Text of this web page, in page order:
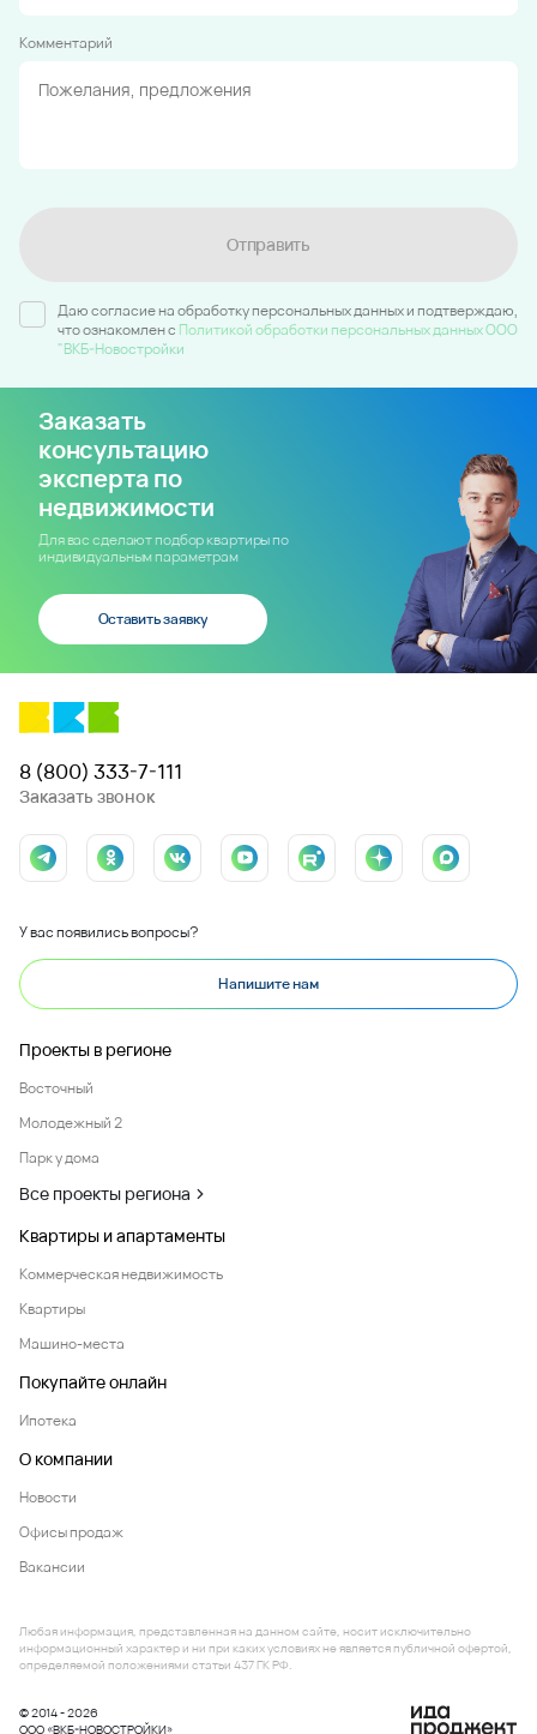
Комментарий
Отправить
Даю согласие на обработку персональных данных и подтверждаю,
что ознакомлен c Политикой обработки персональных данных ООО
"ВКБ-Новостройки
Заказать
консультацию
эксперта по
недвижимости
Для вас сделают подбор квартиры по
индивидуальным параметрам
Оставить заявку
8 (800) 333-7-111
Заказать звонок
У вас появились вопросы?
Напишите нам
Проекты в регионе
Восточный
Молодежный 2
Парк у дома
Все проекты региона
Квартиры и апартаменты
Коммерческая недвижимость
Квартиры
Машино-места
Покупайте онлайн
Ипотека
О компании
Новости
Офисы продаж
Вакансии
© 2014 - 2026
ООО «ВКБ-НОВОСТРОЙКИ»
Любая информация, представленная на данном сайте, носит исключительно
информационный характер и ни при каких условиях не является публичной офертой,
определяемой положениями статьи 437 ГК РФ.